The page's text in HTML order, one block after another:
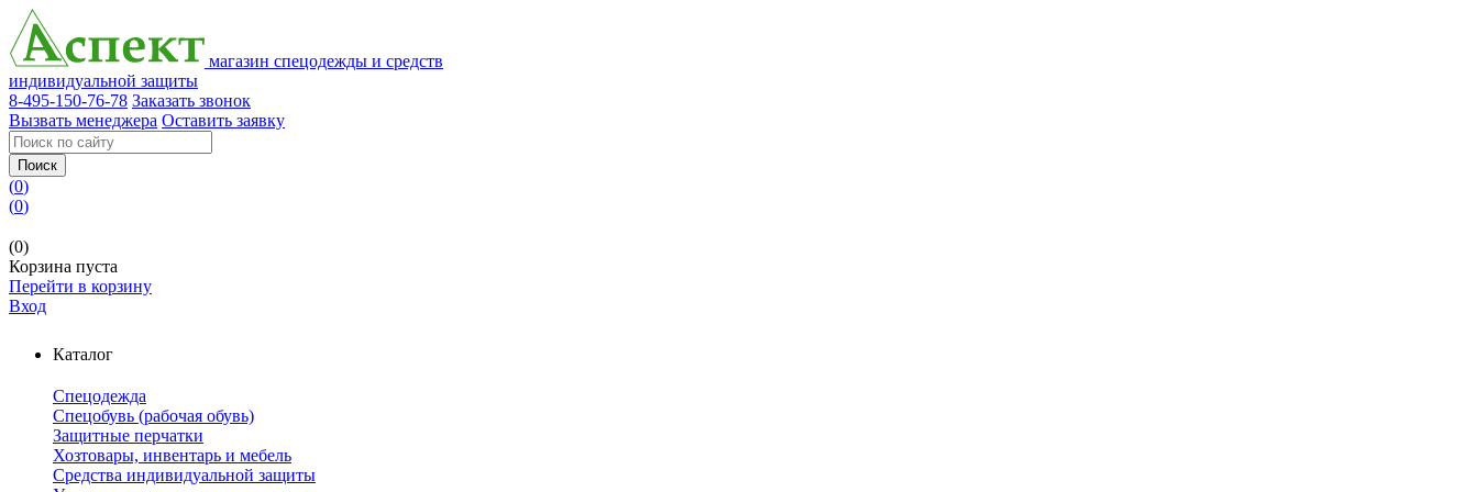
магазин спецодежды и средств
индивидуальной защиты
8-495-150-76-78 Заказать звонок
Вызвать менеджера Оставить заявку
Поиск
(0)
(0)
(0)
Корзина пуста
Перейти в корзину
Вход
Каталог
Спецодежда
Спецобувь (рабочая обувь)
Защитные перчатки
Хозтовары, инвентарь и мебель
Средства индивидуальной защиты